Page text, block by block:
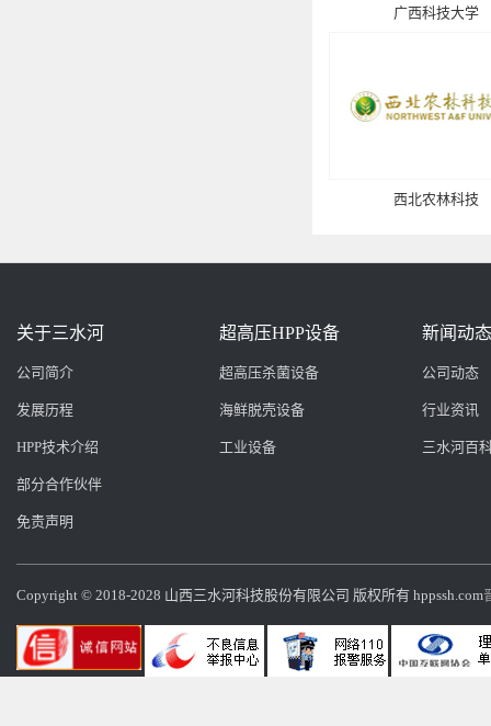
广西科技大学
西北农林科技
关于三水河
公司简介
发展历程
HPP技术介绍
部分合作伙伴
免责声明
超高压HPP设备
超高压杀菌设备
海鲜脱壳设备
工业设备
新闻动态
公司动态
行业资讯
三水河百
Copyright © 2018-2028 山西三水河科技股份有限公司 版权所有 hppssh.com